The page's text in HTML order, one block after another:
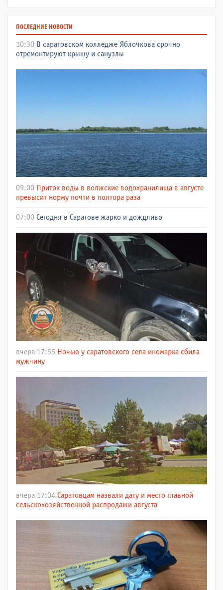
ПОСЛЕДНИЕ НОВОСТИ
10:30 В саратовском колледже Яблочкова срочно
отремонтируют крышу и санузлы
09:00 Приток воды в волжские водохранилища в августе
превысит норму почти в полтора раза
07:00 Сегодня в Саратове жарко и дождливо
вчера 17:55 Ночью у саратовского села иномарка сбила
мужчину
вчера 17:04 Саратовцам назвали дату и место главной
сельскохозяйственной распродажи августа